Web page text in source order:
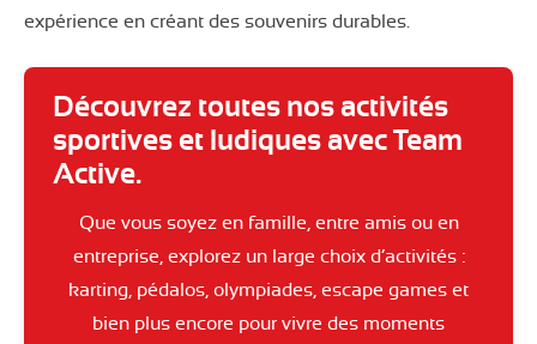
expérience en créant des souvenirs durables.
Découvrez toutes nos activités
sportives et ludiques avec Team
Active.
Que vous soyez en famille, entre amis ou en
entreprise, explorez un large choix d’activités :
karting, pédalos, olympiades, escape games et
bien plus encore pour vivre des moments